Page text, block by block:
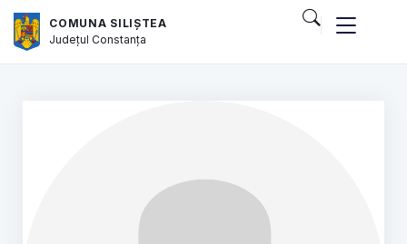
COMUNA SILIȘTEA
JudețulConstanța